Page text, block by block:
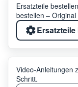
Ersatzteile
bestellen –
Video-Anleitungen
Schritt.